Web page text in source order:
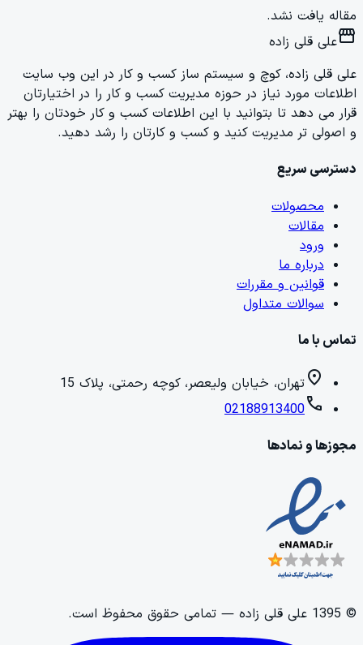
مقاله یافت نشد.
storefrontعلی قلی زاده
علی قلی زاده، کوچ و سیستم ساز کسب و کار در این وب سایت
اطلاعات مورد نیاز در حوزه مدیریت کسب و کار را در اختیارتان
قرار می دهد تا بتوانید با این اطلاعات کسب و کار خودتان را بهتر
و اصولی تر مدیریت کنید و کسب و کارتان را رشد دهید.
دسترسی سریع
محصولات
مقالات
ورود
درباره ما
قوانین و مقررات
سوالات متداول
تماس با ما
location_onتهران، خیابان ولیعصر، کوچه رحمتی، پلاک 15
call
02188913400
مجوزها و نمادها
©
1395 علی قلی زاده — تمامی حقوق محفوظ است.